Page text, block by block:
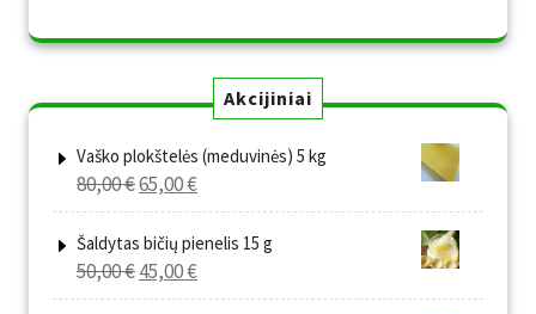
Akcijiniai
Vaško plokštelės (meduvinės) 5 kg
80,00€Original
price
was:
80,00 €.
65,00€Current
price
is:
65,00 €.
Šaldytas bičių pienelis 15 g
50,00€Original
price
45,00€Current
price